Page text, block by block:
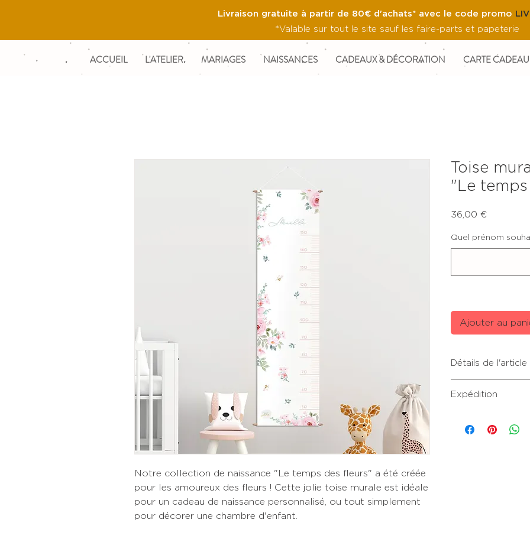
Livraison gratuite à partir de 80€ d'achats* avec le code promo
*Valable sur tout le site sauf les faire-parts et papeterie
ACCUEIL L'ATELIER MARIAGES NAISSANCES CADEAUX & DÉCORATION CARTE CADEAU
Notre collection de naissance "Le temps des fleurs" a été créée
pour les amoureux des fleurs ! Cette jolie toise murale est idéale
pour un cadeau de naissance personnalisé, ou tout simplement
pour décorer une chambre d'enfant.
Toise
"Le
36,00 €Prix
Quel prénom
Ajouter au
Détails de l'article
• Toise en tissu
• Bande de bois à
Expédition
fériés.